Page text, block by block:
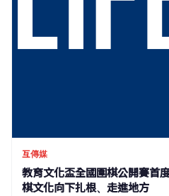
互傳媒
教育文化盃全國圍棋公開賽首
棋文化向下扎根、走進地方